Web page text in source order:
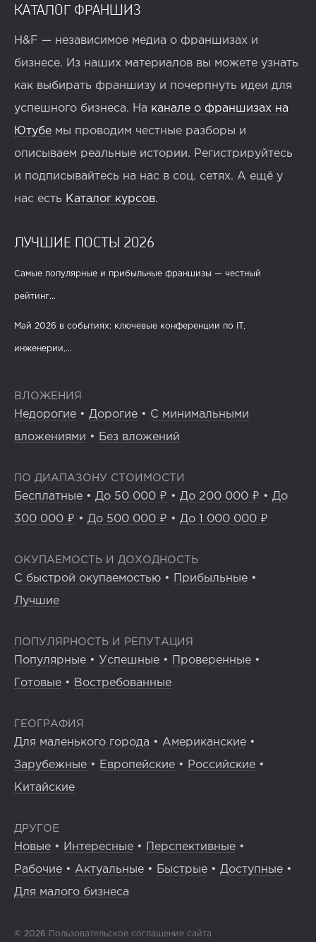
КАТАЛОГ ФРАНШИЗ
H&F — независимое медиа о франшизах и
бизнесе. Из наших материалов вы можете узнать
как выбирать франшизу и почерпнуть идеи для
успешного бизнеса. На канале о франшизах на
Ютубе мы проводим честные разборы и
описываем реальные истории. Регистрируйтесь
и подписывайтесь на нас в соц. сетях. А ещё у
нас есть Каталог курсов.
ЛУЧШИЕ ПОСТЫ 2026
Самые популярные и прибыльные франшизы — честный
рейтинг...
Май 2026 в событиях: ключевые конференции по IT,
инженерии,...
ВЛОЖЕНИЯ
Недорогие • Дорогие • С минимальными
вложениями • Без вложений
ПО ДИАПАЗОНУ СТОИМОСТИ
Бесплатные • До 50 000 ₽ • До 200 000 ₽ • До
300 000 ₽ • До 500 000 ₽ • До 1 000 000 ₽
ОКУПАЕМОСТЬ И ДОХОДНОСТЬ
С быстрой окупаемостью • Прибыльные •
Лучшие
ПОПУЛЯРНОСТЬ И РЕПУТАЦИЯ
Популярные • Успешные • Проверенные •
Готовые • Востребованные
ГЕОГРАФИЯ
Для маленького города • Американские •
Зарубежные • Европейские • Российские •
Китайские
ДРУГОЕ
Новые • Интересные • Перспективные •
Рабочие • Актуальные • Быстрые • Доступные •
Для малого бизнеса
© 2026 Пользовательское соглашение сайта